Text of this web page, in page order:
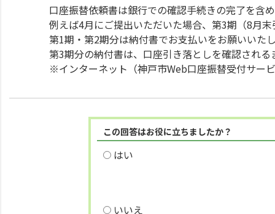
口座振替依頼書は銀行での確認手続きの完了を含
例えば4月にご提出いただいた場合、第3期（8月
第1期・第2期分は納付書でお支払いをお願いいた
第3期分の納付書は、口座引き落としを確認され
※インターネット（神戸市Web口座振替受付サー
この回答はお役に立ちましたか？
はい
いいえ